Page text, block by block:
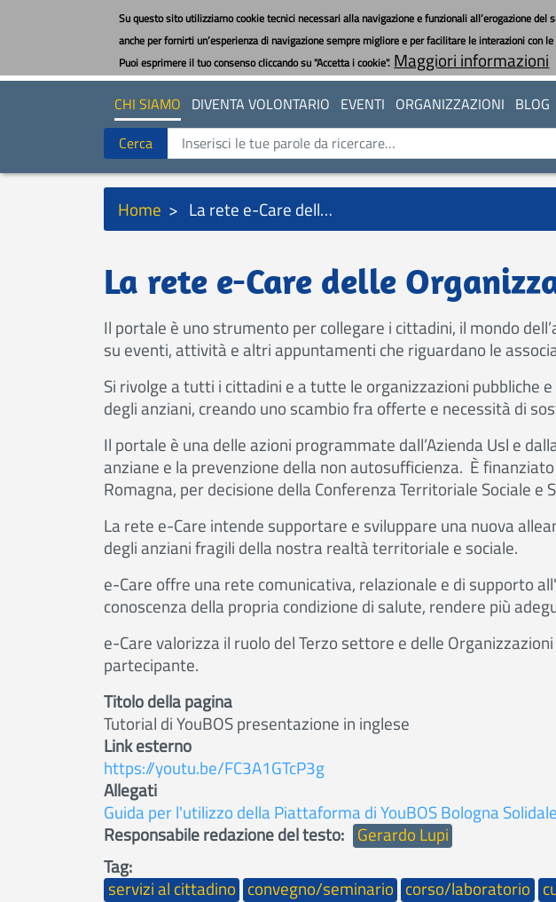
Su questo sito utilizziamo cookie tecnici necessari alla navigazione e funzionali all’erogazione del
anche per fornirti un’esperienza di navigazione sempre migliore e per facilitare le interazioni con
Puoi esprimere il tuo consenso cliccando su "Accetta i cookie". Maggiori informazioni
principale
CHI SIAMO DIVENTA VOLONTARIO EVENTI ORGANIZZAZIONI BLOG
Cerca
Cerca
Briciole
di
pane
Home La rete e-Care delle Organizzazioni e dei Servizi
La rete e-Care delle
Il portale è uno strumento per collegare i cittadini, il mondo
su eventi, attività e altri appuntamenti che riguardano le
Si rivolge a tutti i cittadini e a tutte le organizzazioni pubbliche
degli anziani, creando uno scambio fra offerte e necessità di
Il portale è una delle azioni programmate dall’Azienda Usl e
anziane e la prevenzione della non autosufficienza. È
Romagna, per decisione della Conferenza Territoriale Sociale e
La rete e-Care intende supportare e sviluppare una nuova
degli anziani fragili della nostra realtà territoriale e sociale.
e-Care offre una rete comunicativa, relazionale e di supporto
conoscenza della propria condizione di salute, rendere più
e-Care valorizza il ruolo del Terzo settore e delle
partecipante.
Titolo della pagina
Tutorial di YouBOS presentazione in inglese
Link esterno
https://youtu.be/FC3A1GTcP3g
Allegati
Guida per l'utilizzo della Piattaforma di YouBOS Bologna
Responsabile redazione del testo
Gerardo Lupi
Tag
servizi al cittadino convegno/seminario corso/laboratorio